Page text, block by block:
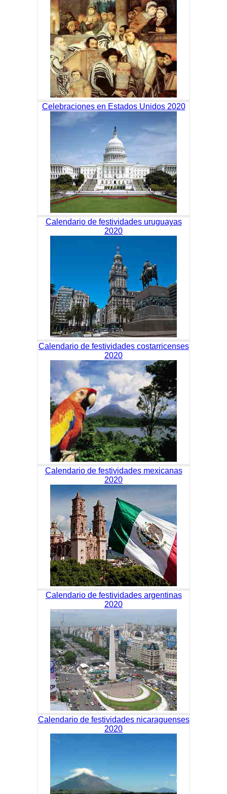
Celebraciones en Estados Unidos 2020
Calendario de festividades uruguayas
2020
Calendario de festividades costarricenses
2020
Calendario de festividades mexicanas
2020
Calendario de festividades argentinas
2020
Calendario de festividades nicaraguenses
2020